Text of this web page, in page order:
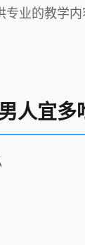
专业的教学
人宜多